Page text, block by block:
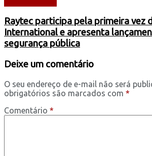
Raytec participa pela primeira vez
International e apresenta
segurança pública
Deixe um comentário
O seu endereço de e-mail não será
obrigatórios são marcados com *
Comentário *